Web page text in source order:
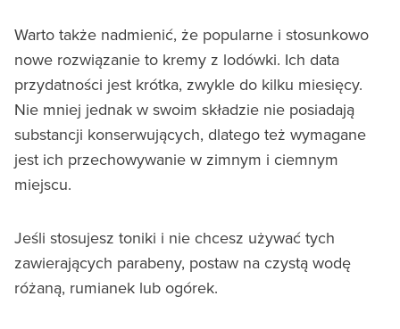
Warto także nadmienić, że popularne i stosunkowo
nowe rozwiązanie to kremy z lodówki. Ich data
przydatności jest krótka, zwykle do kilku miesięcy.
Nie mniej jednak w swoim składzie nie posiadają
substancji konserwujących, dlatego też wymagane
jest ich przechowywanie w zimnym i ciemnym
miejscu.
Jeśli stosujesz toniki i nie chcesz używać tych
zawierających parabeny, postaw na czystą wodę
różaną, rumianek lub ogórek.